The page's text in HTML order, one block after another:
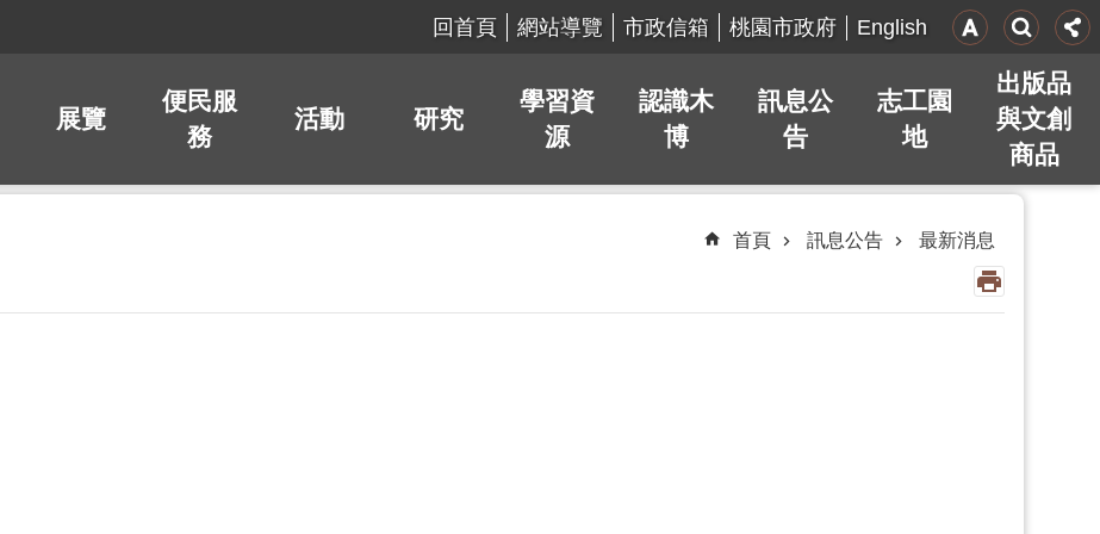
回首頁 網站導覽 市政信箱 桃園市政府 English
展覽
便民服
務
活動 研究
學習資
源
認識木
博
訊息公
告
志工園
地
出版品
與文創
商品
首頁 訊息公告 最新消息